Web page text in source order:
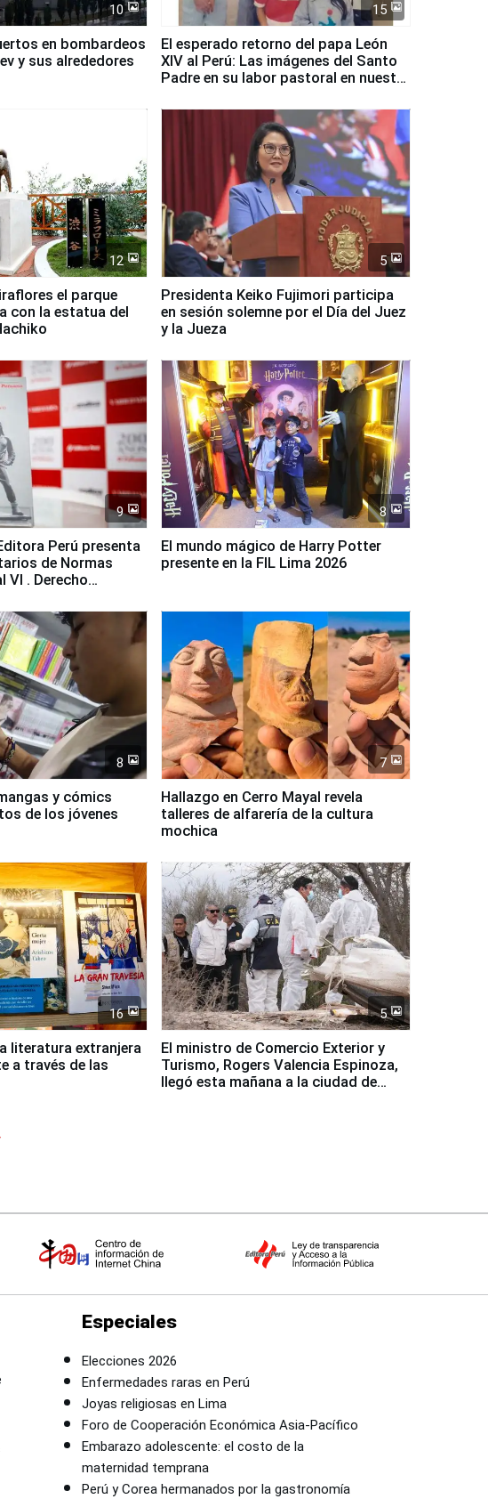
10
en bombardeos
y sus alrededores
15
El esperado retorno del papa León
XIV al Perú: Las imágenes del Santo
Padre en su labor pastoral en nuestro
12
el parque
con la estatua del
5
Presidenta Keiko Fujimori participa
en sesión solemne por el Día del Juez
y la Jueza
9
Perú presenta
de Normas
Vl . Derecho
8
El mundo mágico de Harry Potter
presente en la FIL Lima 2026
8
y cómics
de los jóvenes
7
Hallazgo en Cerro Mayal revela
talleres de alfarería de la cultura
mochica
16
literatura extranjera
a través de las
5
El ministro de Comercio Exterior y
Turismo, Rogers Valencia Espinoza,
llegó esta mañana a la ciudad de
Especiales
Elecciones 2026
Enfermedades raras en Perú
Joyas religiosas en Lima
Foro de Cooperación Económica Asia-Pacífico
Embarazo adolescente: el costo de la
maternidad temprana
Perú y Corea hermanados por la gastronomía